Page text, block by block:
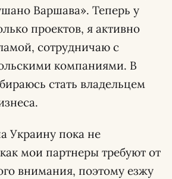
Варшава». Теперь у
проектов, я активно
сотрудничаю с
компаниями. В
стать владельцем
Украину пока не
мои партнеры требуют от
внимания, поэтому езжу